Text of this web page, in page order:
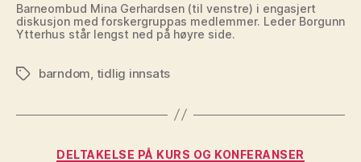
Barneombud Mina Gerhardsen (til venstre) i engasjert
diskusjon med forskergruppas medlemmer. Leder Borgunn
Ytterhus står lengst ned på høyre side.
Stikkordbarndom tidlig innsats
Kategorier
DELTAKELSE PÅ KURS OG KONFERANSER